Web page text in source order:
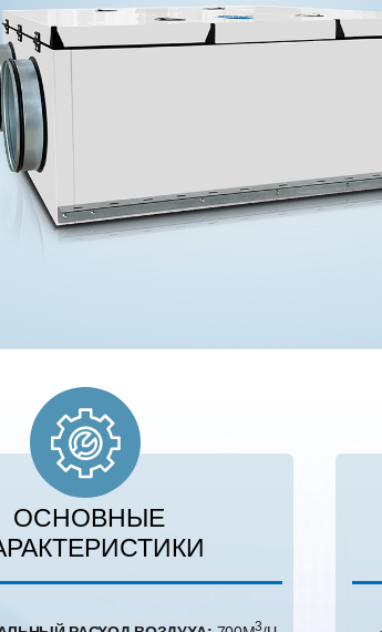
3
ОСНОВНЫЕ